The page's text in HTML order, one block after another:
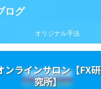
ログ
オリジナル手法
ンラインサロン【FX研
究所】